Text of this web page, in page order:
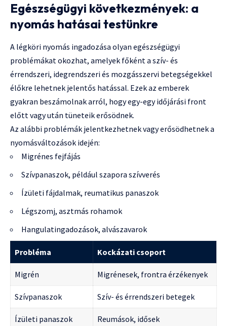
Egészségügyi következmények: a
nyomás hatásai testünkre
A légköri nyomás ingadozása olyan egészségügyi
problémákat okozhat, amelyek főként a szív- és
érrendszeri, idegrendszeri és mozgásszervi betegségekkel
élőkre lehetnek jelentős hatással. Ezek az emberek
gyakran beszámolnak arról, hogy egy-egy időjárási front
előtt vagy után tüneteik erősödnek.
Az alábbi problémák jelentkezhetnek vagy erősödhetnek a
nyomásváltozások idején:
Migrénes fejfájás
Szívpanaszok, például szapora szívverés
Ízületi fájdalmak, reumatikus panaszok
Légszomj, asztmás rohamok
Hangulatingadozások, alvászavarok
Probléma Kockázati csoport
Migrén Migrénesek, frontra érzékenyek
Szívpanaszok Szív- és érrendszeri betegek
Ízületi panaszok Reumások, idősek